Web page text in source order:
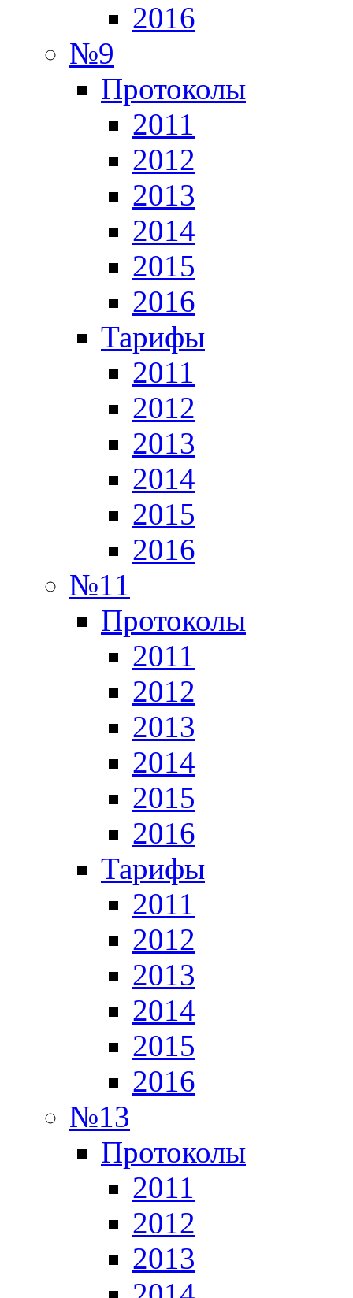
2016
№9
Протоколы
2011
2012
2013
2014
2015
2016
Тарифы
2011
2012
2013
2014
2015
2016
№11
Протоколы
2011
2012
2013
2014
2015
2016
Тарифы
2011
2012
2013
2014
2015
2016
№13
Протоколы
2011
2012
2013